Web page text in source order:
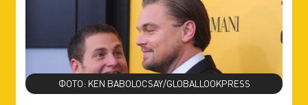
ФОТО: KEN BABOLOCSAY/GLOBALLOOKPRESS